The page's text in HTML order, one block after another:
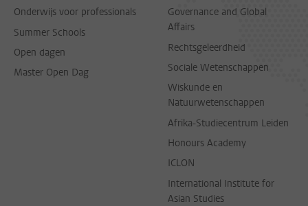
Onderwijs voor professionals
Summer Schools
Open dagen
Master Open Dag
Governance and Global
Affairs
Rechtsgeleerdheid
Sociale Wetenschappen
Wiskunde en
Natuurwetenschappen
Afrika-Studiecentrum Leiden
Honours Academy
ICLON
International Institute for
Asian Studies